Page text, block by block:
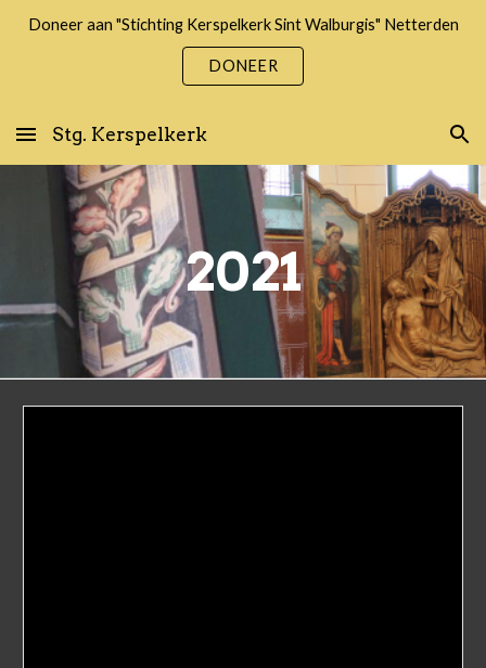
Skip to navigation
Doneer aan "Stichting Kerspelkerk Sint Walburgis" Netterden
DONEER
Stg. Kerspelkerk
2021